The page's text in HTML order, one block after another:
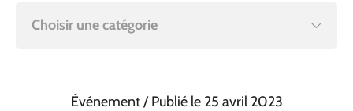
Choisir une catégorie
Événement/ Publié le 25 avril 2023